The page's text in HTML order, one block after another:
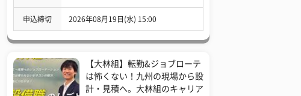
申込締切 2026年08月19日(水) 15:00
【大林組】転勤&ジョブローテ
は怖くない！九州の現場から設
計・見積へ。大林組のキャリア